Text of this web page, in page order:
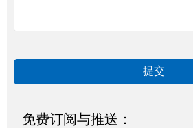
提交
免费订阅与推送：